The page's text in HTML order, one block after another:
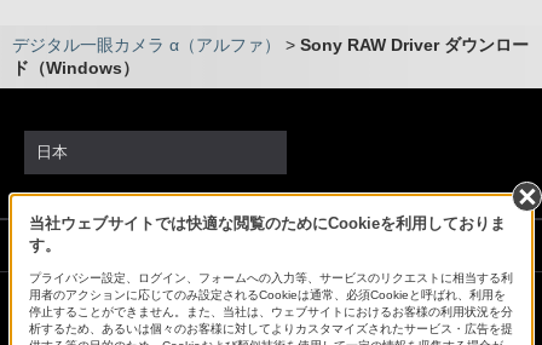
デジタル一眼カメラ α（アルファ） > Sony RAW Driver ダウンロー
ド（Windows）
当社ウェブサイトでは快適な閲覧のためにCookieを利用しておりま
す。
プライバシー設定、ログイン、フォームへの入力等、サービスのリクエストに相当する利
用者のアクションに応じてのみ設定されるCookieは通常、必須Cookieと呼ばれ、利用を
停止することができません。また、当社は、ウェブサイトにおけるお客様の利用状況を分
析するため、あるいは個々のお客様に対してよりカスタマイズされたサービス・広告を提
日本
ソニーストアでのお買い物にあたって
会社情報 採用情報 特約店のご案内 ニュースリリース